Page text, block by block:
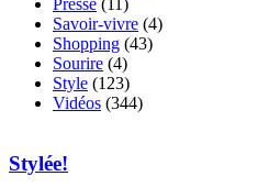
Presse (11)
Savoir-vivre (4)
Shopping (43)
Sourire (4)
Style (123)
Vidéos (344)
Stylée!